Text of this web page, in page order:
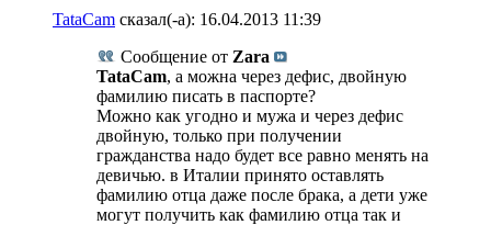
TataCam сказал(-а): 16.04.2013 11:39
Сообщение от Zara
TataCam, а можна через дефис, двойную
фамилию писать в паспорте?
Можно как угодно и мужа и через дефис
двойную, только при получении
гражданства надо будет все равно менять на
девичью. в Италии принято оставлять
фамилию отца даже после брака, а дети уже
могут получить как фамилию отца так и